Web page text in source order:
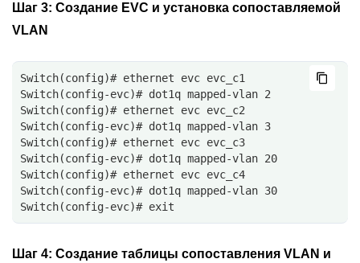
Шаг 3: Создание EVC и установка сопоставляемой
VLAN
Switch(config)# ethernet evc evc_c1
Switch(config-evc)# dot1q mapped-vlan 2
Switch(config)# ethernet evc evc_c2
Switch(config-evc)# dot1q mapped-vlan 3
Switch(config)# ethernet evc evc_c3
Switch(config-evc)# dot1q mapped-vlan 20
Switch(config)# ethernet evc evc_c4
Switch(config-evc)# dot1q mapped-vlan 30
Switch(config-evc)# exit
Шаг 4: Создание таблицы сопоставления VLAN и